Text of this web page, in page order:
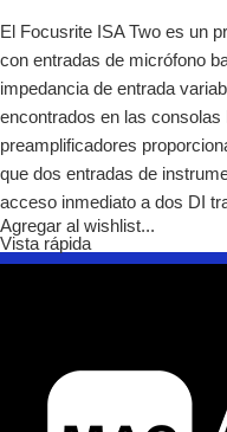
El Focusrite ISA Two es un
con entradas de micrófono
impedancia de entrada
encontrados en las
preamplificadores
que dos entradas de
acceso inmediato a dos DI
Agregar al wishlist...
Vista rápida